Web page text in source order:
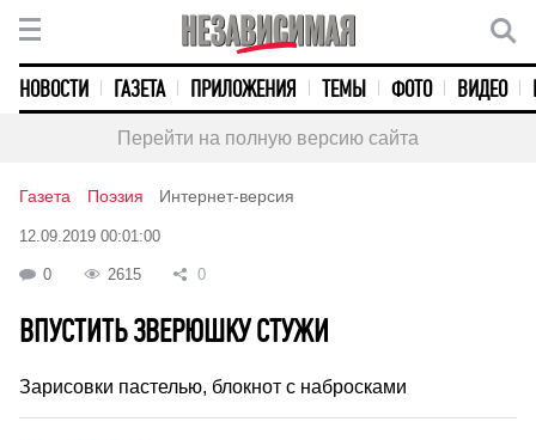
НОВОСТИ ГАЗЕТА ПРИЛОЖЕНИЯ ТЕМЫ ФОТО ВИДЕО
Перейти на полную версию сайта
Газета Поэзия Интернет-версия
12.09.2019 00:01:00
0 2615 0
ВПУСТИТЬ ЗВЕРЮШКУ СТУЖИ
Зарисовки пастелью, блокнот с набросками